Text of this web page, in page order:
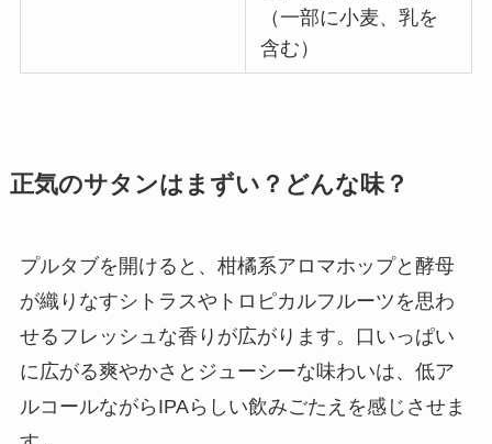
（一部に小麦、乳を
含む）
正気のサタンはまずい？どんな味？
プルタブを開けると、柑橘系アロマホップと酵母
が織りなすシトラスやトロピカルフルーツを思わ
せるフレッシュな香りが広がります。口いっぱい
に広がる爽やかさとジューシーな味わいは、低ア
ルコールながらIPAらしい飲みごたえを感じさせま